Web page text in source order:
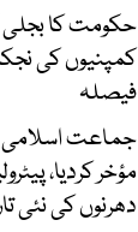
کمپنیوں کی
فیصلہ
مؤخر کردیا،
دھرنوں کی نئی